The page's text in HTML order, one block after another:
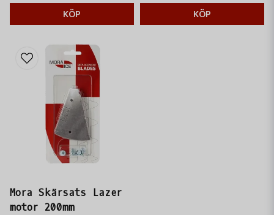
borrning i alla typer av is.
KÖP
borrning i alla typer av is.
KÖP
Mora Skärsats Lazer
motor 200mm